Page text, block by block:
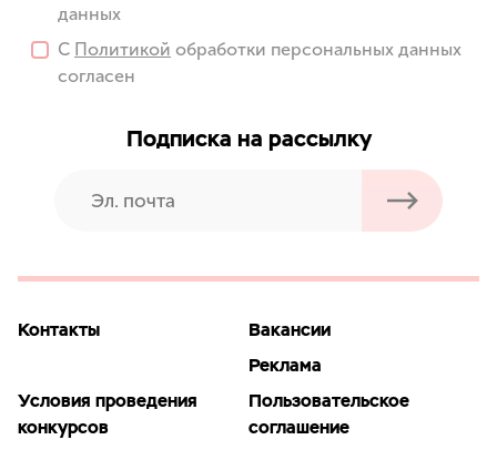
данных
С Политикой обработки персональных данных
согласен
Подписка на рассылку
Контакты
Вакансии
Реклама
Условия проведения
конкурсов
Пользовательское
соглашение